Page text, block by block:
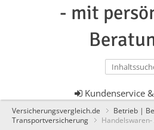
- mit
Kundenservice
Versicherungsvergleich.de
Betrieb |
Transportversicherung